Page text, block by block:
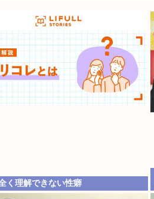
く理解できない性癖